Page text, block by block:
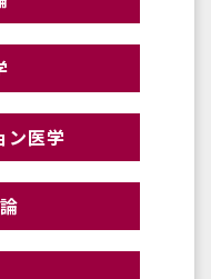
ン医学